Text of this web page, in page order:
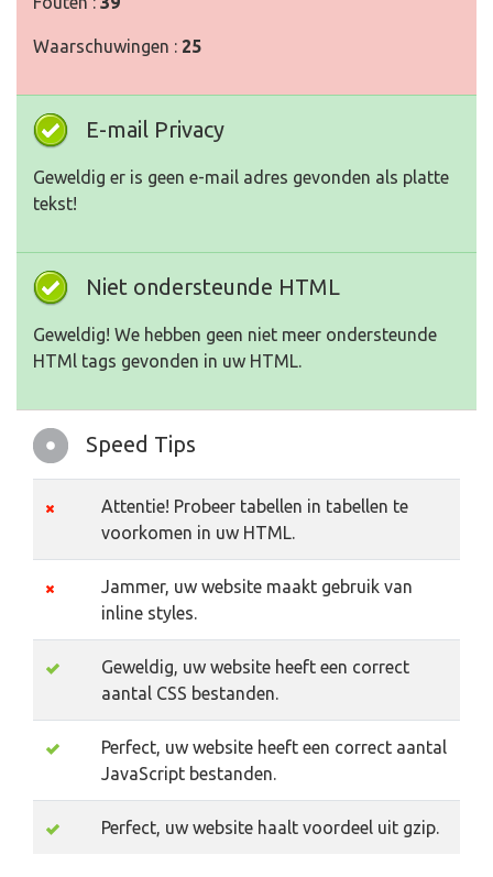
Waarschuwingen : 25
E-mail Privacy
Geweldig er is geen e-mail adres gevonden als platte
tekst!
Niet ondersteunde HTML
Geweldig! We hebben geen niet meer ondersteunde
HTMl tags gevonden in uw HTML.
Speed Tips
Attentie! Probeer tabellen in tabellen te
voorkomen in uw HTML.
Jammer, uw website maakt gebruik van
inline styles.
Geweldig, uw website heeft een correct
aantal CSS bestanden.
Perfect, uw website heeft een correct aantal
JavaScript bestanden.
Perfect, uw website haalt voordeel uit gzip.